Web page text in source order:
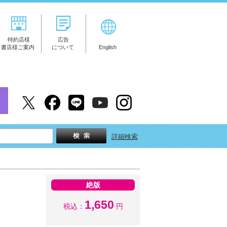
特約店様
書店様ご案内
広告
について
English
詳細検索
絶版
税込： 1,650 円